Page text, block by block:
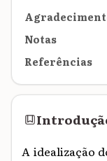
Notas
Referências
A idealização